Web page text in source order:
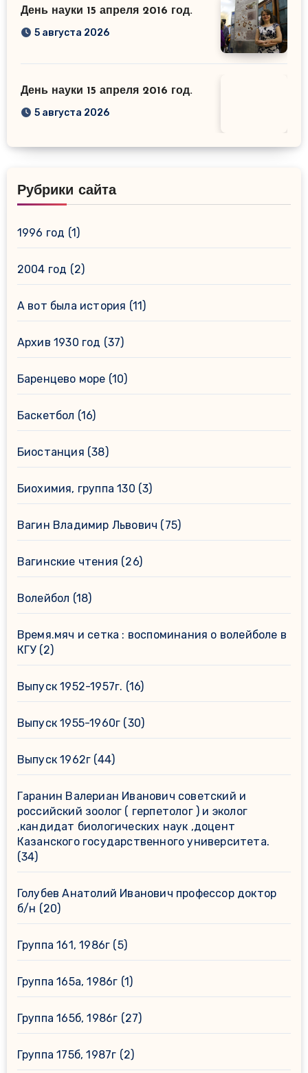
День науки 15 апреля 2016 год.
5 августа 2026
День науки 15 апреля 2016 год.
5 августа 2026
Рубрики сайта
1996 год (1)
2004 год (2)
А вот была история (11)
Архив 1930 год (37)
Баренцево море (10)
Баскетбол (16)
Биостанция (38)
Биохимия, группа 130 (3)
Вагин Владимир Львович (75)
Вагинские чтения (26)
Волейбол (18)
Время.мяч и сетка : воспоминания о волейболе в
КГУ(2)
Выпуск 1952-1957г. (16)
Выпуск 1955-1960г (30)
Выпуск 1962г (44)
Гаранин Валериан Иванович советский и
российский зоолог ( герпетолог ) и эколог
,кандидат биологических наук ,доцент
Казанского государственного университета.
(34)
Голубев Анатолий Иванович профессор доктор
б/н (20)
Группа 161, 1986г (5)
Группа 165а, 1986г (1)
Группа 165б, 1986г (27)
Группа 175б, 1987г (2)